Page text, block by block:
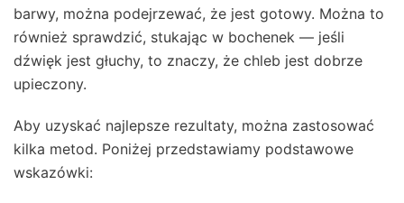
barwy, można podejrzewać, że jest gotowy. Można to
również sprawdzić, stukając w bochenek — jeśli
dźwięk jest głuchy, to znaczy, że chleb jest dobrze
upieczony.
Aby uzyskać najlepsze rezultaty, można zastosować
kilka metod. Poniżej przedstawiamy podstawowe
wskazówki: